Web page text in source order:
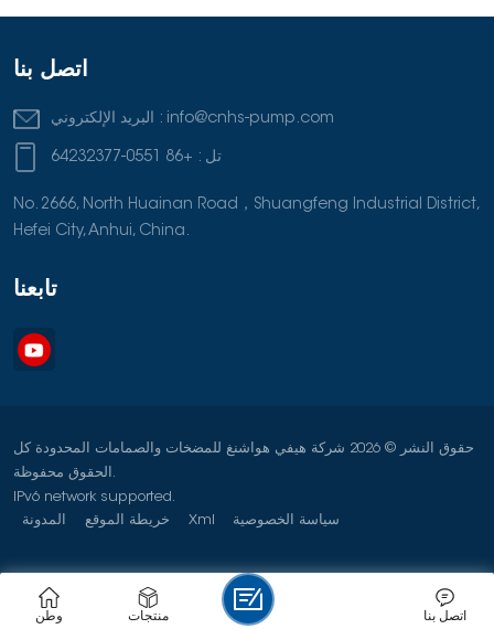
اتصل بنا
البريد الإلكتروني : info@cnhs-pump.com
تل : +86 0551-64232377
No. 2666, North Huainan Road，Shuangfeng Industrial District,
Hefei City, Anhui, China.
تابعنا
حقوق النشر © 2026 شركة هيفي هواشنغ للمضخات والصمامات المحدودة كل
الحقوق محفوظة.
IPv6 network supported.
المدونة
خريطة الموقع Xml سياسة الخصوصية
وطن منتجات اتصل بنا